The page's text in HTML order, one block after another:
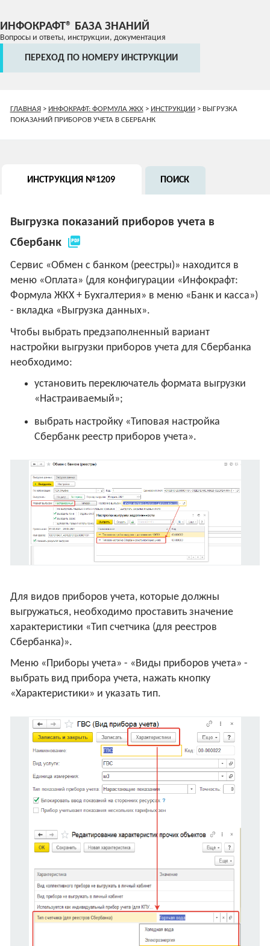
ИНФОКРАФТ® БАЗА ЗНАНИЙ
Вопросы и ответы, инструкции, документация
ПЕРЕХОД ПО НОМЕРУ ИНСТРУКЦИИ
ГЛАВНАЯ> ИНФОКРАФТ: ФОРМУЛА ЖКХ> ИНСТРУКЦИИ> ВЫГРУЗКА
ПОКАЗАНИЙ ПРИБОРОВ УЧЕТА В СБЕРБАНК
ИНСТРУКЦИЯ №1209 ПОИСК
Выгрузка показаний приборов учета в
Сбербанк picture_as_pdf
Сервис «Обмен с банком (реестры)» находится в
меню «Оплата» (для конфигурации «Инфокрафт:
Формула ЖКХ + Бухгалтерия» в меню «Банк и касса»)
- вкладка «Выгрузка данных».
Чтобы выбрать предзаполненный вариант
настройки выгрузки приборов учета для Сбербанка
необходимо:
установить переключатель формата выгрузки
«Настраиваемый»;
выбрать настройку «Типовая настройка
Сбербанк реестр приборов учета».
Для видов приборов учета, которые должны
выгружаться, необходимо проставить значение
характеристики «Тип счетчика (для реестров
Сбербанка)».
Меню «Приборы учета» - «Виды приборов учета» -
выбрать вид прибора учета, нажать кнопку
«Характеристики» и указать тип.